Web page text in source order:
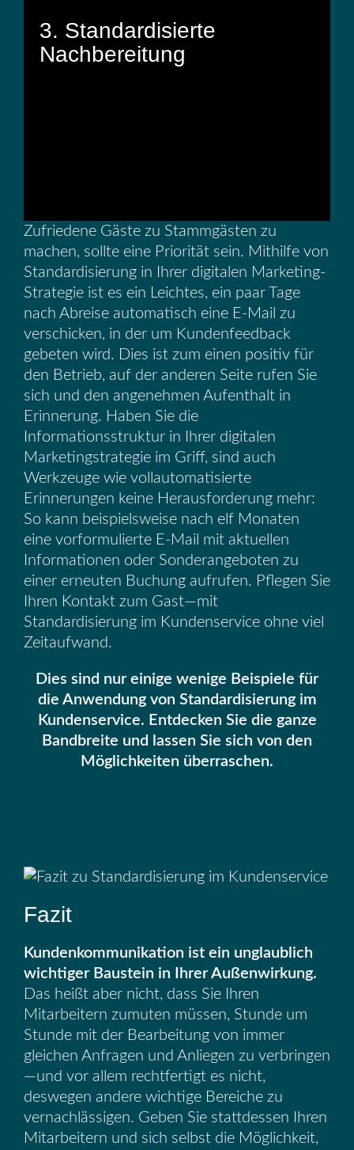
3. Standardisierte
Nachbereitung
Zufriedene Gäste zu Stammgästen zu
machen, sollte eine Priorität sein. Mithilfe von
Standardisierung in Ihrer digitalen Marketing-
Strategie ist es ein Leichtes, ein paar Tage
nach Abreise automatisch eine E-Mail zu
verschicken, in der um Kundenfeedback
gebeten wird. Dies ist zum einen positiv für
den Betrieb, auf der anderen Seite rufen Sie
sich und den angenehmen Aufenthalt in
Erinnerung. Haben Sie die
Informationsstruktur in Ihrer digitalen
Marketingstrategie im Griff, sind auch
Werkzeuge wie vollautomatisierte
Erinnerungen keine Herausforderung mehr:
So kann beispielsweise nach elf Monaten
eine vorformulierte E-Mail mit aktuellen
Informationen oder Sonderangeboten zu
einer erneuten Buchung aufrufen. Pflegen Sie
Ihren Kontakt zum Gast—mit
Standardisierung im Kundenservice ohne viel
Zeitaufwand.
Dies sind nur einige wenige Beispiele für
die Anwendung von Standardisierung im
Kundenservice. Entdecken Sie die ganze
Bandbreite und lassen Sie sich von den
Möglichkeiten überraschen.
Fazit
Kundenkommunikation ist ein unglaublich
wichtiger Baustein in Ihrer Außenwirkung.
Das heißt aber nicht, dass Sie Ihren
Mitarbeitern zumuten müssen, Stunde um
Stunde mit der Bearbeitung von immer
gleichen Anfragen und Anliegen zu verbringen
—und vor allem rechtfertigt es nicht,
deswegen andere wichtige Bereiche zu
vernachlässigen. Geben Sie stattdessen Ihren
Mitarbeitern und sich selbst die Möglichkeit,